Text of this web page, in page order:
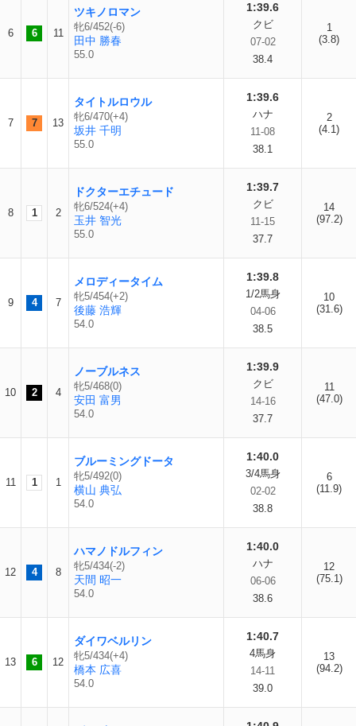
6 6 11
ツキノロマン
牝6/452(-6)
田中 勝春
55.0
1:39.6
クビ
07-02
38.4
1
(3.8)
7 7 13
タイトルロウル
牝6/470(+4)
坂井 千明
55.0
1:39.6
ハナ
11-08
38.1
2
(4.1)
8 1 2
ドクターエチュード
牝6/524(+4)
玉井 智光
55.0
1:39.7
クビ
11-15
37.7
14
(97.2)
9 4 7
メロディータイム
牝5/454(+2)
後藤 浩輝
54.0
1:39.8
1/2馬身
04-06
38.5
10
(31.6)
10 2 4
ノーブルネス
牝5/468(0)
安田 富男
54.0
1:39.9
クビ
14-16
37.7
11
(47.0)
11 1 1
ブルーミングドータ
牝5/492(0)
横山 典弘
54.0
1:40.0
3/4馬身
02-02
38.8
6
(11.9)
12 4 8
ハマノドルフィン
牝5/434(-2)
天間 昭一
54.0
1:40.0
ハナ
06-06
38.6
12
(75.1)
13 6 12
ダイワベルリン
牝5/434(+4)
橋本 広喜
54.0
1:40.7
4馬身
14-11
39.0
13
(94.2)